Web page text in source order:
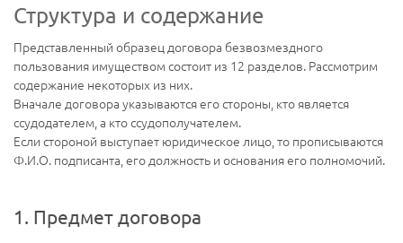
Структура и содержание
Представленный образец договора безвозмездного
пользования имуществом состоит из 12 разделов. Рассмотрим
содержание некоторых из них.
Вначале договора указываются его стороны, кто является
ссудодателем, а кто ссудополучателем.
Если стороной выступает юридическое лицо, то прописываются
Ф.И.О. подписанта, его должность и основания его полномочий.
1. Предмет договора